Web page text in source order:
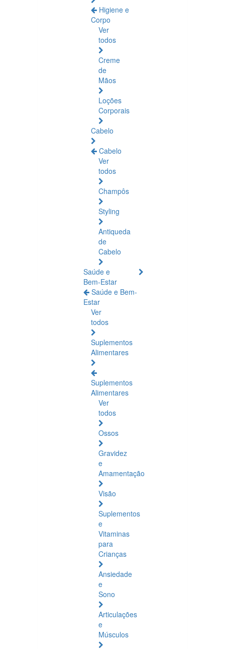
Higiene e
Corpo
Ver
todos
Creme
de
Mãos
Loções
Corporais
Cabelo
Cabelo
Ver
todos
Champôs
Styling
Antiqueda
de
Cabelo
Saúde e
Bem-Estar
Saúde e Bem-
Estar
Ver
todos
Suplementos
Alimentares
Suplementos
Alimentares
Ver
todos
Ossos
Gravidez
e
Amamentação
Visão
Suplementos
e
Vitaminas
para
Crianças
Ansiedade
e
Sono
Articulações
e
Músculos